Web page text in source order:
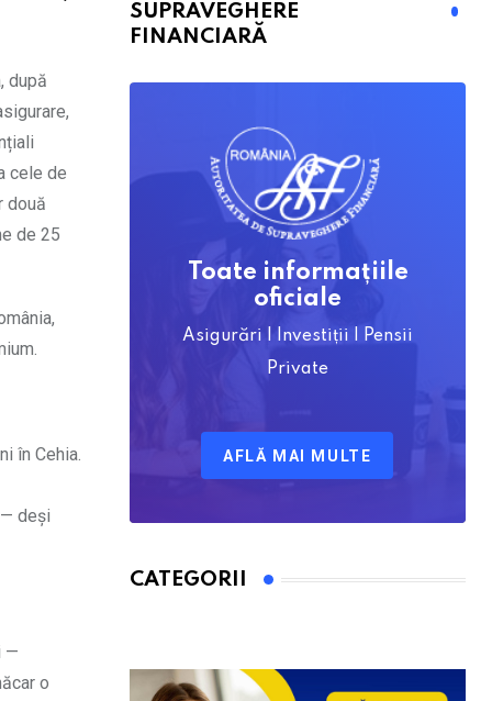
după
cele de
două
de 25
în Cehia.
deși
—
o
SUPRAVEGHERE
FINANCIARĂ
Toate informațiile
oficiale
Asigurări | Investiții | Pensii
Private
AFLĂ MAI MULTE
CATEGORII